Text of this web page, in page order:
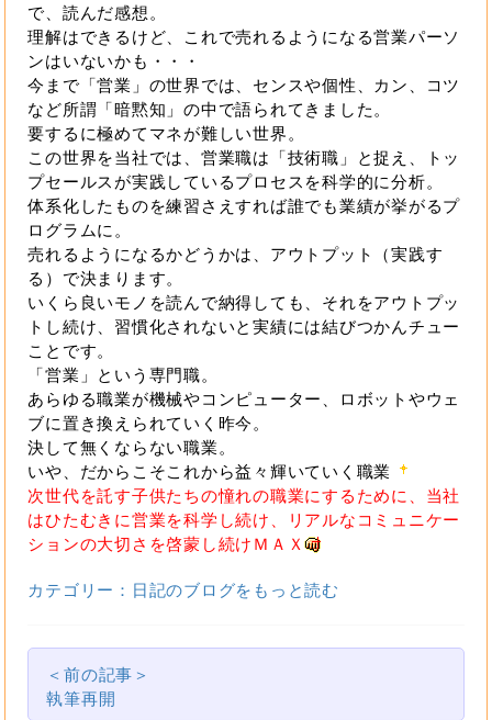
で、読んだ感想。
理解はできるけど、これで売れるようになる営業パーソ
ンはいないかも・・・
今まで「営業」の世界では、センスや個性、カン、コツ
など所謂「暗黙知」の中で語られてきました。
要するに極めてマネが難しい世界。
この世界を当社では、営業職は「技術職」と捉え、トッ
プセールスが実践しているプロセスを科学的に分析。
体系化したものを練習さえすれば誰でも業績が挙がるプ
ログラムに。
売れるようになるかどうかは、アウトプット（実践す
る）で決まります。
いくら良いモノを読んで納得しても、それをアウトプッ
トし続け、習慣化されないと実績には結びつかんチュー
ことです。
「営業」という専門職。
あらゆる職業が機械やコンピューター、ロボットやウェ
ブに置き換えられていく昨今。
決して無くならない職業。
いや、だからこそこれから益々輝いていく職業
次世代を託す子供たちの憧れの職業にするために、当社
はひたむきに営業を科学し続け、リアルなコミュニケー
ションの大切さを啓蒙し続けＭＡＸ
カテゴリー：日記のブログをもっと読む
＜前の記事＞
執筆再開